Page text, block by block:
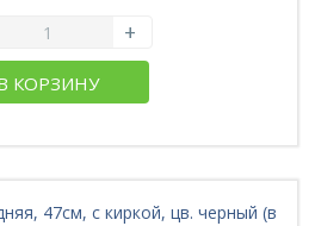
+
КОРЗИНУ
47см, с киркой, цв. черный (в